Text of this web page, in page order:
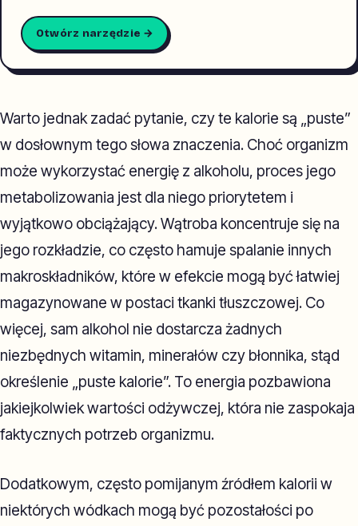
Otwórz narzędzie →
Warto jednak zadać pytanie, czy te kalorie są „puste”
w dosłownym tego słowa znaczenia. Choć organizm
może wykorzystać energię z alkoholu, proces jego
metabolizowania jest dla niego priorytetem i
wyjątkowo obciążający. Wątroba koncentruje się na
jego rozkładzie, co często hamuje spalanie innych
makroskładników, które w efekcie mogą być łatwiej
magazynowane w postaci tkanki tłuszczowej. Co
więcej, sam alkohol nie dostarcza żadnych
niezbędnych witamin, minerałów czy błonnika, stąd
określenie „puste kalorie”. To energia pozbawiona
jakiejkolwiek wartości odżywczej, która nie zaspokaja
faktycznych potrzeb organizmu.
Dodatkowym, często pomijanym źródłem kalorii w
niektórych wódkach mogą być pozostałości po